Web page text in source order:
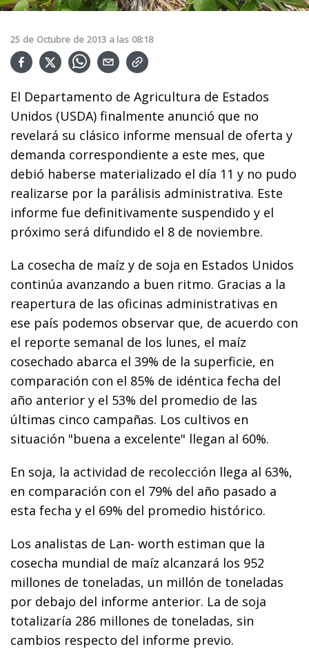
25 de Octubre de 2013 a las 08:18
El Departamento de Agricultura de Estados
Unidos (USDA) finalmente anunció que no
revelará su clásico informe mensual de oferta y
demanda correspondiente a este mes, que
debió haberse materializado el día 11 y no pudo
realizarse por la parálisis administrativa. Este
informe fue definitivamente suspendido y el
próximo será difundido el 8 de noviembre.
La cosecha de maíz y de soja en Estados Unidos
continúa avanzando a buen ritmo. Gracias a la
reapertura de las oficinas administrativas en
ese país podemos observar que, de acuerdo con
el reporte semanal de los lunes, el maíz
cosechado abarca el 39% de la superficie, en
comparación con el 85% de idéntica fecha del
año anterior y el 53% del promedio de las
últimas cinco campañas. Los cultivos en
situación "buena a excelente" llegan al 60%.
En soja, la actividad de recolección llega al 63%,
en comparación con el 79% del año pasado a
esta fecha y el 69% del promedio histórico.
Los analistas de Lan- worth estiman que la
cosecha mundial de maíz alcanzará los 952
millones de toneladas, un millón de toneladas
por debajo del informe anterior. La de soja
totalizaría 286 millones de toneladas, sin
cambios respecto del informe previo.